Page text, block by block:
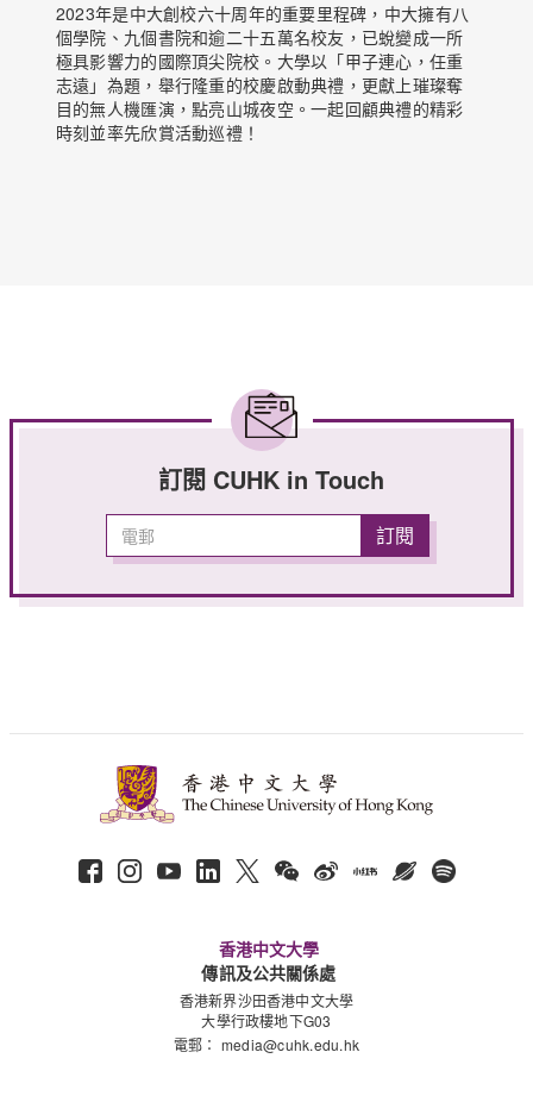
2023年是中大創校六十周年的重要里程碑，中大擁有八
個學院、九個書院和逾二十五萬名校友，已蛻變成一所
極具影響力的國際頂尖院校。大學以「甲子連心，任重
志遠」為題，舉行隆重的校慶啟動典禮，更獻上璀璨奪
目的無人機匯演，點亮山城夜空。一起回顧典禮的精彩
時刻並率先欣賞活動巡禮！
訂閱 CUHK in Touch
香港中文大學
傳訊及公共關係處
香港新界沙田香港中文大學
大學行政樓地下G03
電郵： media@cuhk.edu.hk